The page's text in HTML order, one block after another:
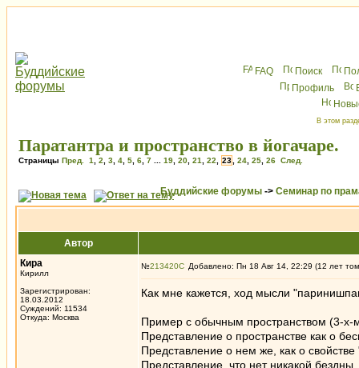
FAQ Поиск
Профиль
В этом
Паратантра и пространство в йогачаре.
Страницы Пред. 1 2 3 4 5 6 7 19 20 21 22 23 24 25 26 След.
Буддийские форумы -> Семинар по
Автор
Кира
Кирилл
Зарегистрирован:
18.03.2012
Суждений: 11534
Откуда: Москва
№213420 Добавлено: Пн 18 Авг 14, 22:29 (12 лет
Как мне кажется, ход мысли
Пример с обычным пространством (3-
Представление о пространстве как о
Представление о нем же, как о
Представление, что нет никакой